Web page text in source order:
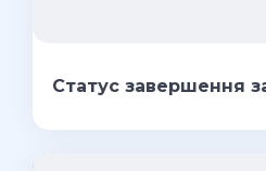
Статус завершення